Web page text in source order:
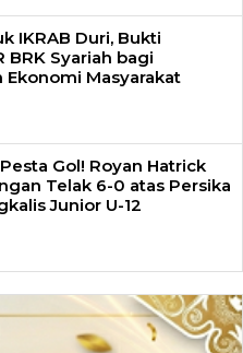
IKRAB Duri, Bukti
BRK Syariah bagi
Ekonomi Masyarakat
Gol! Royan Hatrick
Telak 6-0 atas Persika
Junior U-12